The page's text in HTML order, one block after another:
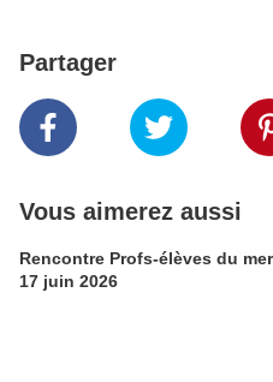
Partager
Vous aimerez aussi
Rencontre Profs-élèves du
17 juin 2026